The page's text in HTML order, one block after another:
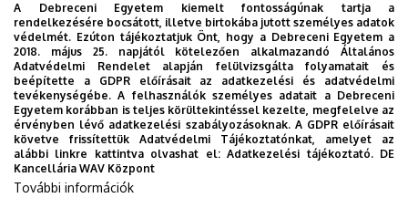
A Debreceni Egyetem kiemelt fontosságúnak tartja a
rendelkezésére bocsátott, illetve birtokába jutott személyes adatok
védelmét. Ezúton tájékoztatjuk Önt, hogy a Debreceni Egyetem a
2018. május 25. napjától kötelezően alkalmazandó Általános
Adatvédelmi Rendelet alapján felülvizsgálta folyamatait és
beépítette a GDPR előírásait az adatkezelési és adatvédelmi
tevékenységébe. A felhasználók személyes adatait a Debreceni
Egyetem korábban is teljes körültekintéssel kezelte, megfelelve az
érvényben lévő adatkezelési szabályozásoknak. A GDPR előírásait
követve frissítettük Adatvédelmi Tájékoztatónkat, amelyet az
alábbi linkre kattintva olvashat el:Adatkezelési tájékoztató. DE
Kancellária WAV Központ
További információk